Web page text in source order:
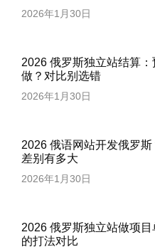
2026年1月30日
2026 俄罗斯独立站结算
做？对比别选错
2026年1月30日
2026 俄语网站开发俄罗
差别有多大
2026年1月30日
2026 俄罗斯独立站做项
的打法对比